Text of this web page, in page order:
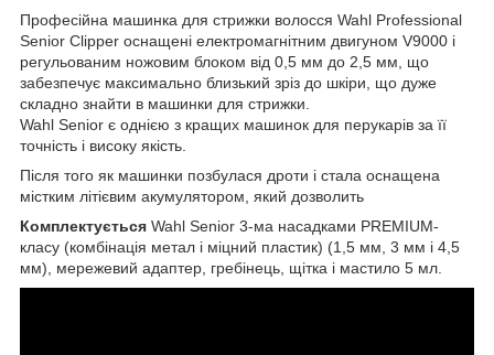
Професійна машинка для стрижки волосся Wahl Professional
Senior Clipper оснащені електромагнітним двигуном V9000 і
регульованим ножовим блоком від 0,5 мм до 2,5 мм, що
забезпечує максимально близький зріз до шкіри, що дуже
складно знайти в машинки для стрижки.
Wahl Senior є однією з кращих машинок для перукарів за її
точність і високу якість.
Після того як машинки позбулася дроти і стала оснащена
містким літієвим акумулятором, який дозволить
Комплектується Wahl Senior 3-ма насадками PREMIUM-
класу (комбінація метал і міцний пластик) (1,5 мм, 3 мм і 4,5
мм), мережевий адаптер, гребінець, щітка і мастило 5 мл.